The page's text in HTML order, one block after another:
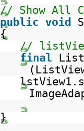
// Show All
public void
{
//
final
}